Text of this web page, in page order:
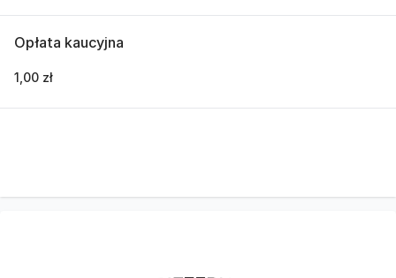
Opłata kaucyjna
1,00 zł